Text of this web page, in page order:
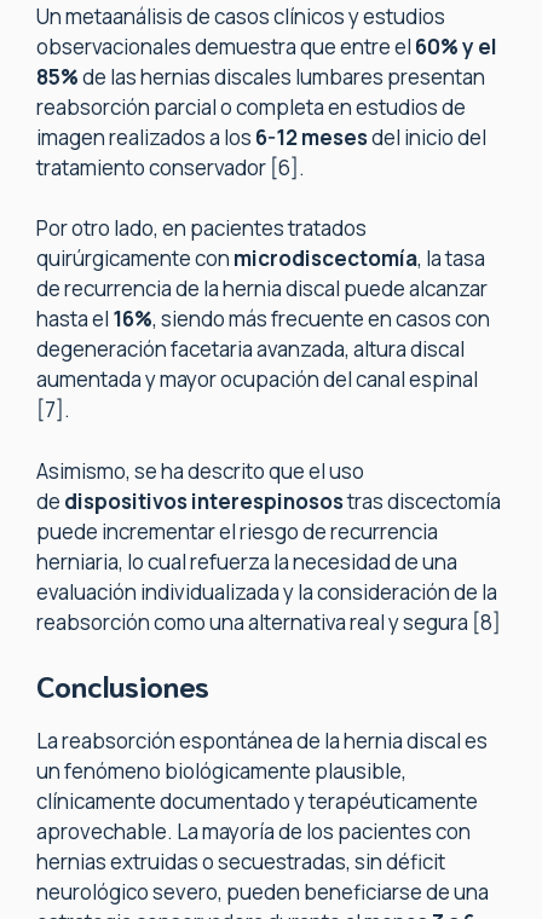
Un metaanálisis de casos clínicos y estudios
observacionales demuestra que entre el 60% y el
85%de las hernias discales lumbares presentan
reabsorción parcial o completa en estudios de
imagen realizados a los 6-12 mesesdel inicio del
tratamiento conservador [6].
Por otro lado, en pacientes tratados
quirúrgicamente con microdiscectomía, la tasa
de recurrencia de la hernia discal puede alcanzar
hasta el 16%, siendo más frecuente en casos con
degeneración facetaria avanzada, altura discal
aumentada y mayor ocupación del canal espinal
[7].
Asimismo, se ha descrito que el uso
de dispositivos interespinosostras discectomía
puede incrementar el riesgo de recurrencia
herniaria, lo cual refuerza la necesidad de una
evaluación individualizada y la consideración de la
reabsorción como una alternativa real y segura [8]
Conclusiones
La reabsorción espontánea de la hernia discal es
un fenómeno biológicamente plausible,
clínicamente documentado y terapéuticamente
aprovechable. La mayoría de los pacientes con
hernias extruidas o secuestradas, sin déficit
neurológico severo, pueden beneficiarse de una